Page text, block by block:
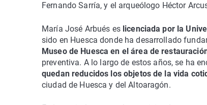
Fernando Sarría, y el arqueólogo Héctor
María José Arbués es licenciada por la
sido en Huesca donde ha desarrollado
Museo de Huesca en el área de
preventiva. A lo largo de estos años, se ha
quedan reducidos los objetos de la vida
ciudad de Huesca y del Altoaragón.